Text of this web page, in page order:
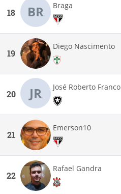
18 BR Braga
19
Diego Nascimento
20 JR José Roberto Franco
21
Emerson10
22
Rafael Gandra